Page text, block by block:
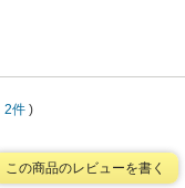
2件 )
この商品のレビューを書く